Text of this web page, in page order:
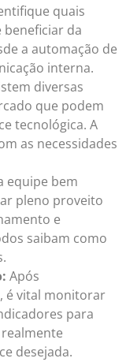
quais
beneficiar da
a automação de
interna.
diversas
que podem
tecnológica. A
as necessidades
equipe bem
pleno proveito
e
saibam como
Após
é vital monitorar
para
desejada.